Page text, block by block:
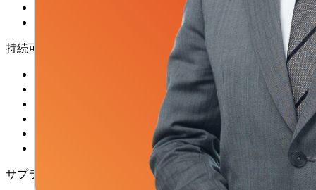
持続可能な環境
サプライチェーン